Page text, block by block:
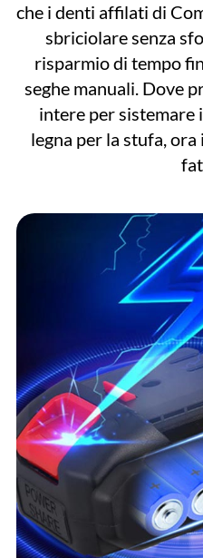
che i denti affilati di
sbriciolare senza
risparmio di tempo
seghe manuali. Dove
intere per sistemare
legna per la stufa,